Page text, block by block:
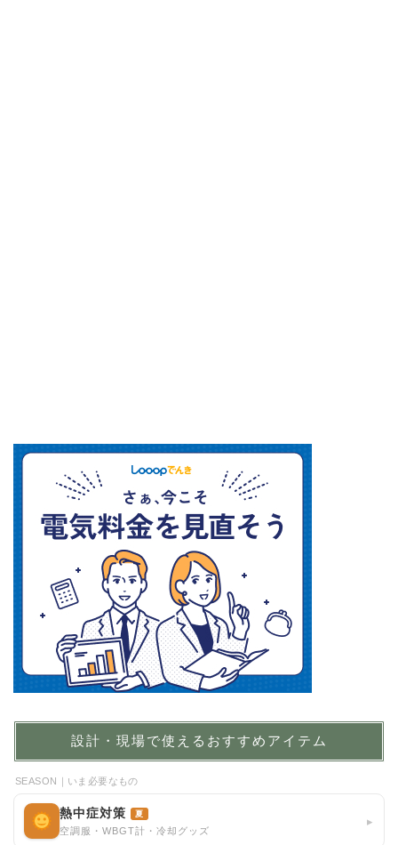
設計・現場で使えるおすすめアイテム
SEASON｜いま必要なもの
熱中症対策 夏
空調服・WBGT計・冷却グッズ
▸